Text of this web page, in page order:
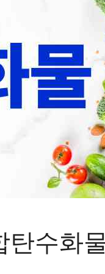
수화